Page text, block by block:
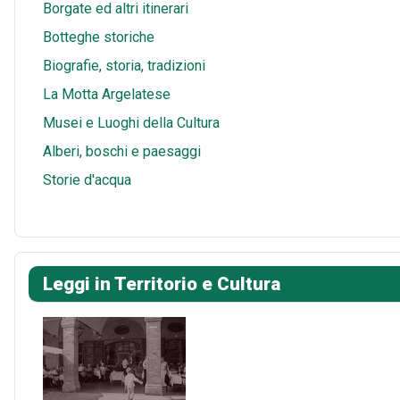
Borgate ed altri itinerari
Botteghe storiche
Biografie, storia, tradizioni
La Motta Argelatese
Musei e Luoghi della Cultura
Alberi, boschi e paesaggi
Storie d'acqua
Leggi in Territorio e Cultura